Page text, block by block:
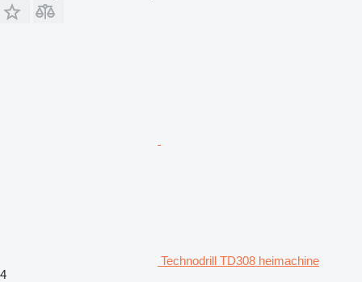
Technodrill TD308 heimachine
4